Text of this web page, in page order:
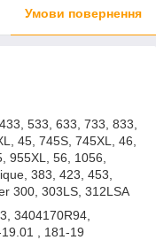
Умови повернення
533, 633, 733, 833,
45, 745S, 745XL, 46,
955XL, 56, 1056,
383, 423, 453,
300, 303LS, 312LSA
3404170R94,
, 181-19